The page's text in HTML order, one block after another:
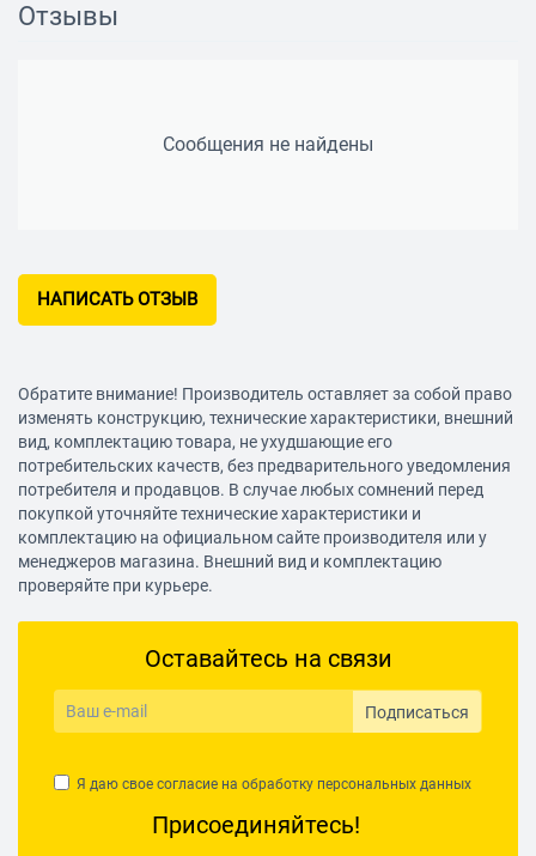
Отзывы
Сообщения не найдены
НАПИСАТЬ ОТЗЫВ
Обратите внимание! Производитель оставляет за собой право
изменять конструкцию, технические характеристики, внешний
вид, комплектацию товара, не ухудшающие его
потребительских качеств, без предварительного уведомления
потребителя и продавцов. В случае любых сомнений перед
покупкой уточняйте технические характеристики и
комплектацию на официальном сайте производителя или у
менеджеров магазина. Внешний вид и комплектацию
проверяйте при курьере.
Оставайтесь на связи
Подписаться
Я даю свое согласие на обработку персональных данных
Присоединяйтесь!